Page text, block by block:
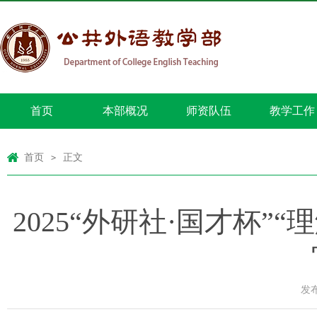
首页 本部概况 师资队伍 教学工作
首页 > 正文
2025“外研社·国才杯”“
发